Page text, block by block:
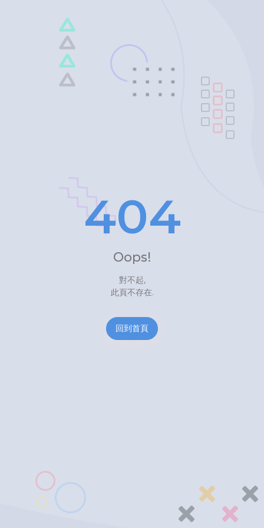
404
Oops!
對不起,
此頁不存在.
回到首頁